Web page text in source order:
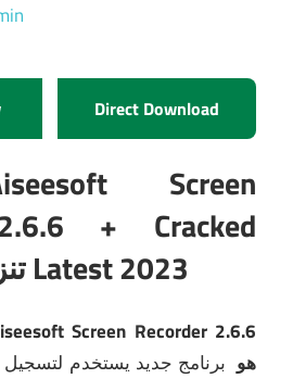
Direct Download
+ Cracked
[الأحدث] تنزيل Latest 2023
هو برنامج جديد يستخدم لتسجيل